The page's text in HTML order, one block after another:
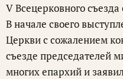
V Всецерковного
В начале своего
Церкви с сожалением
съезде председателей
многих епархий и